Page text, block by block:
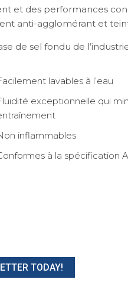
et des performances
anti-agglomérant et
de sel fondu de
lavables à l’eau
exceptionnelle qui
inflammables
à la spécification
TODAY!